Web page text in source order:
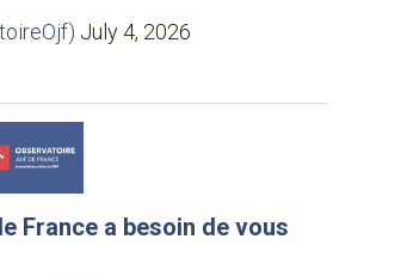
July 4, 2026
France a besoin de vous